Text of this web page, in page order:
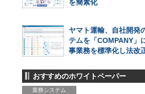
を簡素化
ヤマト運輸、自社開発
テムを「COMPANY」
事業務を標準化し法改
おすすめのホワイトペーパー
業務システム